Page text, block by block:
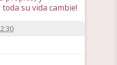
su vida cambie!